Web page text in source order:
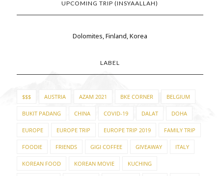
UPCOMING TRIP (INSYAALLAH)
Dolomites, Finland, Korea
LABEL
$$$ AUSTRIA AZAM 2021 BKE CORNER BELGIUM
BUKIT PADANG CHINA COVID-19 DALAT DOHA
EUROPE EUROPE TRIP EUROPE TRIP 2019 FAMILY TRIP
FOODIE FRIENDS GIGI COFFEE GIVEAWAY ITALY
KOREAN FOOD KOREAN MOVIE KUCHING